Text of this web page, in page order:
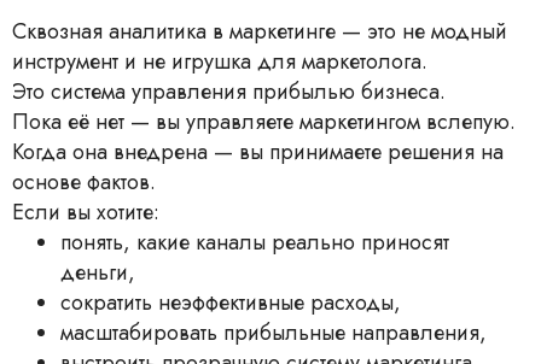
Сквозная аналитика в маркетинге — это не модный
инструмент и не игрушка для маркетолога.
Это система управления прибылью бизнеса.
Пока её нет — вы управляете маркетингом вслепую.
Когда она внедрена — вы принимаете решения на
основе фактов.
Если вы хотите:
понять, какие каналы реально приносят
деньги,
сократить неэффективные расходы,
масштабировать прибыльные направления,